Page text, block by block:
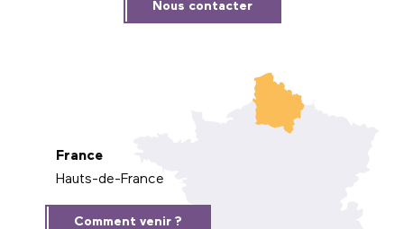
Nous contacter
France
Hauts-de-France
Comment venir ?